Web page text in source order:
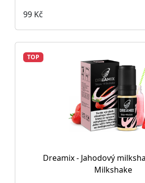
99 Kč
TOP
Dreamix - Jahodový
Milkshake